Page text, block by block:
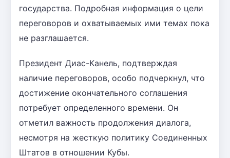
государства. Подробная информация о цели
переговоров и охватываемых ими темах пока
не разглашается.
Президент Диас-Канель, подтверждая
наличие переговоров, особо подчеркнул, что
достижение окончательного соглашения
потребует определенного времени. Он
отметил важность продолжения диалога,
несмотря на жесткую политику Соединенных
Штатов в отношении Кубы.